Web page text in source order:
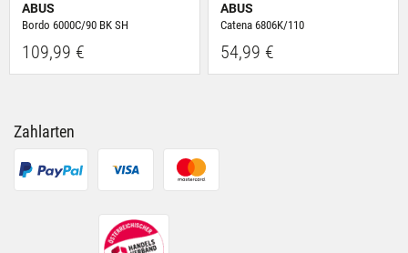
ABUS
Bordo 6000C/90 BK SH
109,99 €
ABUS
Catena 6806K/110
54,99 €
Zahlarten